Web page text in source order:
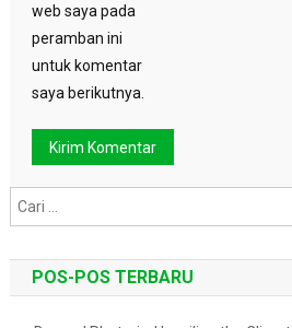
web saya pada
peramban ini
untuk komentar
saya berikutnya.
POS-POS TERBARU